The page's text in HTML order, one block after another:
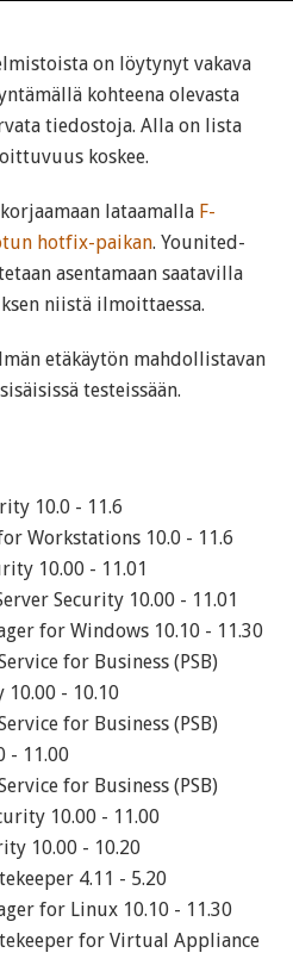
on löytynyt vakava
kohteena olevasta
tiedostoja. Alla on lista
koskee.
lataamalla F-
hotfix-paikan. Younited-
asentamaan saatavilla
niistä ilmoittaessa.
etäkäytön mahdollistavan
testeissään.
10.0 - 11.6
Workstations 10.0 - 11.6
10.00 - 11.01
Security 10.00 - 11.01
for Windows 10.10 - 11.30
for Business (PSB)
- 10.10
for Business (PSB)
- 11.00
for Business (PSB)
10.00 - 11.00
10.00 - 10.20
4.11 - 5.20
for Linux 10.10 - 11.30
for Virtual Appliance